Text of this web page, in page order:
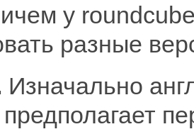
у
разные
Изначально